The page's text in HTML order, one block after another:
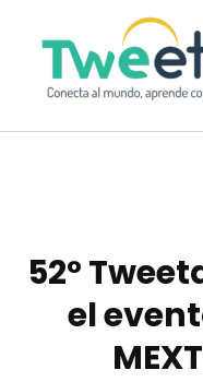
contenido
52°
el